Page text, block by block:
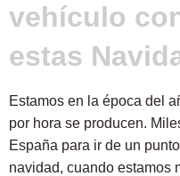
vehículo
estas
Estamos en la época del
por hora se producen.
España para ir de un
navidad, cuando estamos